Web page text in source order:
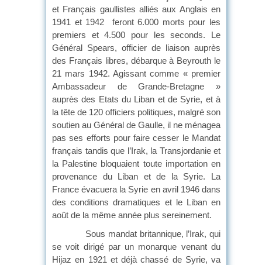
et Français gaullistes alliés aux Anglais en
1941 et 1942 feront 6.000 morts pour les
premiers et 4.500 pour les seconds. Le
Général Spears, officier de liaison auprès
des Français libres, débarque à Beyrouth le
21 mars 1942. Agissant comme « premier
Ambassadeur de Grande-Bretagne »
auprès des Etats du Liban et de Syrie, et à
la tête de 120 officiers politiques, malgré son
soutien au Général de Gaulle, il ne ménagea
pas ses efforts pour faire cesser le Mandat
français tandis que l’Irak, la Transjordanie et
la Palestine bloquaient toute importation en
provenance du Liban et de la Syrie. La
France évacuera la Syrie en avril 1946 dans
des conditions dramatiques et le Liban en
août de la même année plus sereinement.
Sous mandat britannique, l’Irak, qui
se voit dirigé par un monarque venant du
Hijaz en 1921 et déjà chassé de Syrie, va